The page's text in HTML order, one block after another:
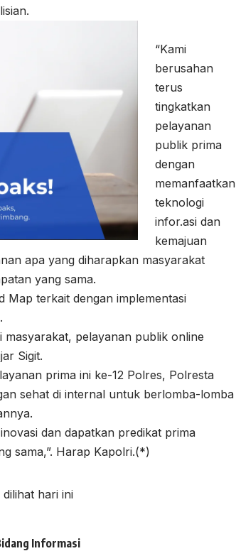
“Kami
berusahan
terus
tingkatkan
pelayanan
publik prima
dengan
memanfaatkan
teknologi
infor.asi dan
kemajuan
apa yang diharapkan masyarakat
yang sama.
Map terkait dengan implementasi
pelayanan publik online
Sigit.
prima ini ke-12 Polres, Polresta
sehat di internal untuk berlomba-lomba
dan dapatkan predikat prima
sama,”. Harap Kapolri.(*)
dilihat hari ini
Informasi